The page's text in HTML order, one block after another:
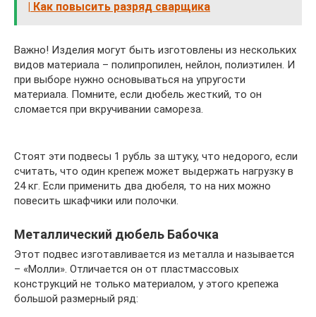
| Как повысить разряд сварщика
Важно! Изделия могут быть изготовлены из нескольких
видов материала – полипропилен, нейлон, полиэтилен. И
при выборе нужно основываться на упругости
материала. Помните, если дюбель жесткий, то он
сломается при вкручивании самореза.
Стоят эти подвесы 1 рубль за штуку, что недорого, если
считать, что один крепеж может выдержать нагрузку в
24 кг. Если применить два дюбеля, то на них можно
повесить шкафчики или полочки.
Металлический дюбель Бабочка
Этот подвес изготавливается из металла и называется
– «Молли». Отличается он от пластмассовых
конструкций не только материалом, у этого крепежа
большой размерный ряд: